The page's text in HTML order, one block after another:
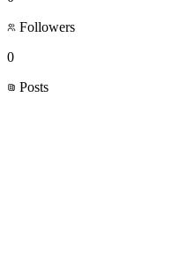
Followers
0
Posts